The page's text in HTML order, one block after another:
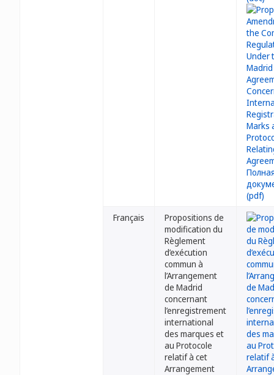
Français
Propositions de
modification du
Règlement
d’exécution
commun à
l’Arrangement
de Madrid
concernant
l’enregistrement
international
des marques et
au Protocole
relatif à cet
Arrangement